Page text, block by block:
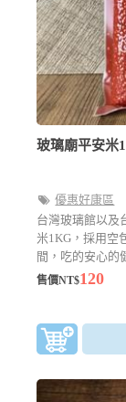
玻璃廟平安米
優惠好康區
台灣玻璃館以及
米1KG，採用空
間，吃的安心的
售價NT$120